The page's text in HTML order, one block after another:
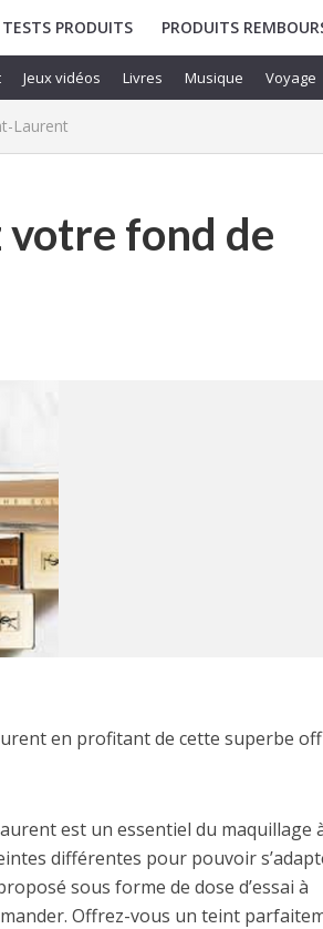
TESTS PRODUITS PRODUITS
Jeux vidéos Livres Musique Voyage
Laurent
votre fond de
en profitant de cette superbe
est un essentiel du maquillage
différentes pour pouvoir
sous forme de dose d’essai à
Offrez-vous un teint